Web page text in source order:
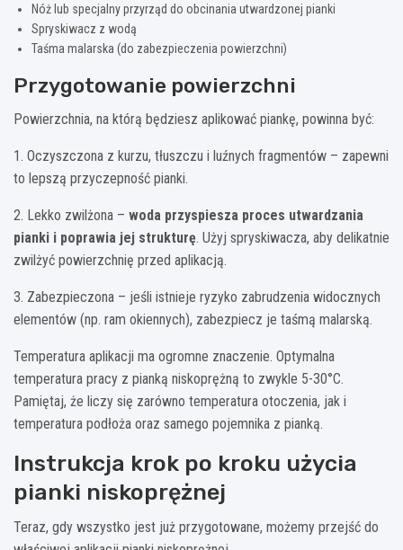
Nóż lub specjalny przyrząd do obcinania utwardzonej pianki
Spryskiwacz z wodą
Taśma malarska (do zabezpieczenia powierzchni)
Przygotowanie powierzchni
Powierzchnia, na którą będziesz aplikować piankę, powinna być:
1. Oczyszczona z kurzu, tłuszczu i luźnych fragmentów – zapewni
to lepszą przyczepność pianki.
2. Lekko zwilżona – woda przyspiesza proces utwardzania
pianki i poprawia jej strukturę. Użyj spryskiwacza, aby delikatnie
zwilżyć powierzchnię przed aplikacją.
3. Zabezpieczona – jeśli istnieje ryzyko zabrudzenia widocznych
elementów (np. ram okiennych), zabezpiecz je taśmą malarską.
Temperatura aplikacji ma ogromne znaczenie. Optymalna
temperatura pracy z pianką niskoprężną to zwykle 5-30°C.
Pamiętaj, że liczy się zarówno temperatura otoczenia, jak i
temperatura podłoża oraz samego pojemnika z pianką.
Instrukcja krok po kroku użycia
pianki niskoprężnej
Teraz, gdy wszystko jest już przygotowane, możemy przejść do